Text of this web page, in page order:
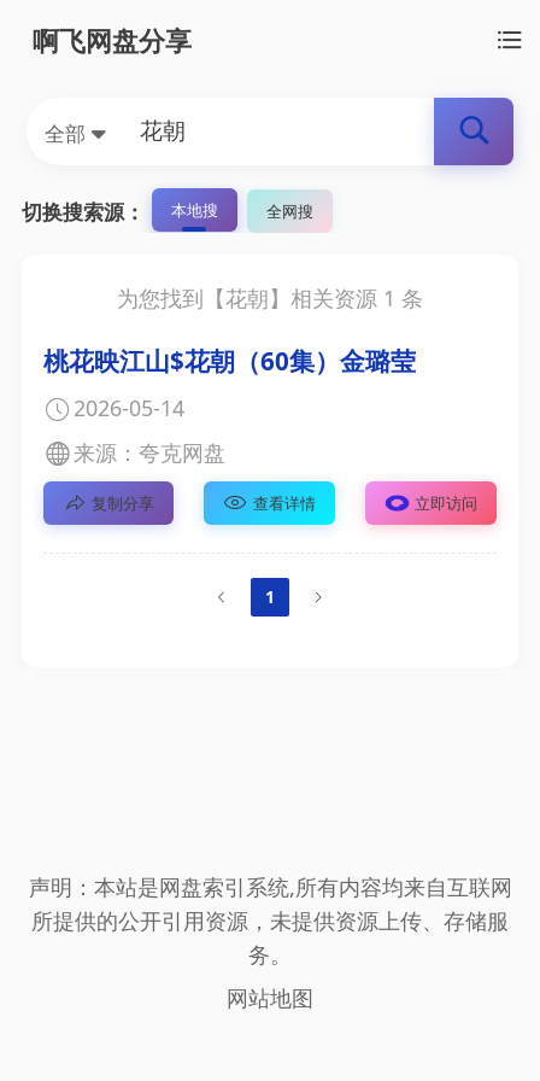
啊飞网盘分享
全部
切换搜索源： 本地搜 全网搜
为您找到【花朝】相关资源 1 条
桃花映江山$花朝（60集）金璐莹
2026-05-14
来源：夸克网盘
复制分享 查看详情 立即访问
1
声明：本站是网盘索引系统,所有内容均来自互联网
所提供的公开引用资源，未提供资源上传、存储服
务。
网站地图